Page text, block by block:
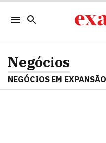
Negócios
NEGÓCIOS EM EXPANSÃO